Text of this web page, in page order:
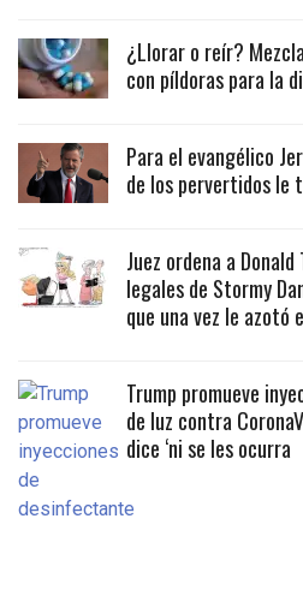
¿Llorar o reír?
con píldoras para la
Para el evangélico
de los pervertidos le
Juez ordena a
legales de Stormy
que una vez le azotó
Trump promueve
de luz contra
dice ‘ni se les ocurra